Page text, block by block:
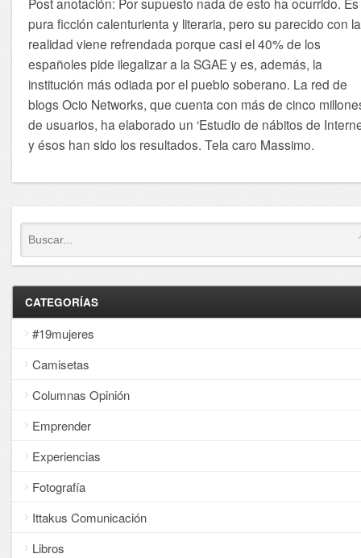
pura ficción calenturienta y literaria, pero su parecido con la
realidad viene refrendada porque casi el 40% de los
españoles pide ilegalizar a la SGAE y es, además, la
institución más odiada por el pueblo soberano. La red de
blogs Ocio Networks, que cuenta con más de cinco
de usuarios, ha elaborado un ‘Estudio de nábitos de
y ésos han sido los resultados. Tela caro Massimo.
CATEGORÍAS
#19mujeres
Camisetas
Columnas Opinión
Emprender
Experiencias
Fotografía
Ittakus Comunicación
Libros